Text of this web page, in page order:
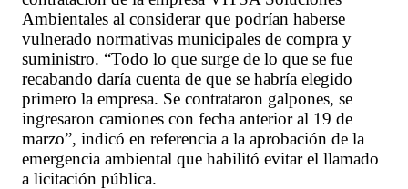
Ambientales al considerar que podrían haberse
vulnerado normativas municipales de compra y
suministro. “Todo lo que surge de lo que se fue
recabando daría cuenta de que se habría elegido
primero la empresa. Se contrataron galpones, se
ingresaron camiones con fecha anterior al 19 de
marzo”, indicó en referencia a la aprobación de la
emergencia ambiental que habilitó evitar el llamado
a licitación pública.